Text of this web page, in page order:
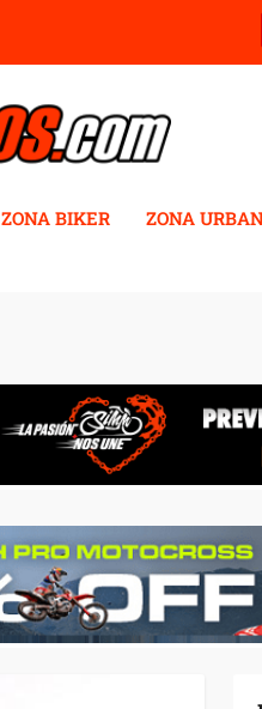
ZONA BIKER ZONA